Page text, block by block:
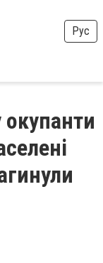
Рус